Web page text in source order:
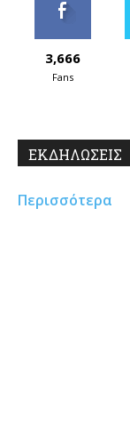
3,666
Fans
ΕΚΔΗΛΩΣΕΙΣ
Περισσότερα